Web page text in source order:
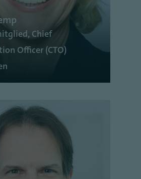
Chief
Officer (CTO)